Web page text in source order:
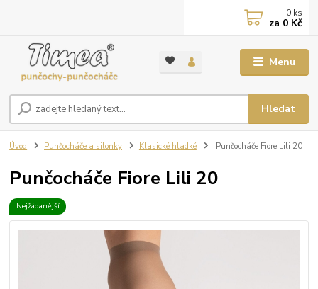
Menu
Hledat
0 ks
za 0 Kč
Úvod Punčocháče a silonky Klasické hladké Punčocháče Fiore Lili 20
Punčocháče Fiore Lili 20
Nejžádanější